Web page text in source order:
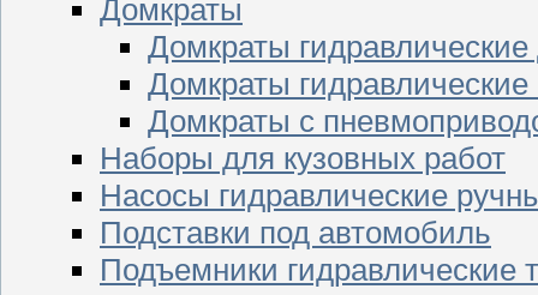
Домкраты
Домкраты
Домкраты гидравлические
Домкраты с
Наборы для кузовных работ
Насосы гидравлические
Подставки под автомобиль
Подъемники гидравлические